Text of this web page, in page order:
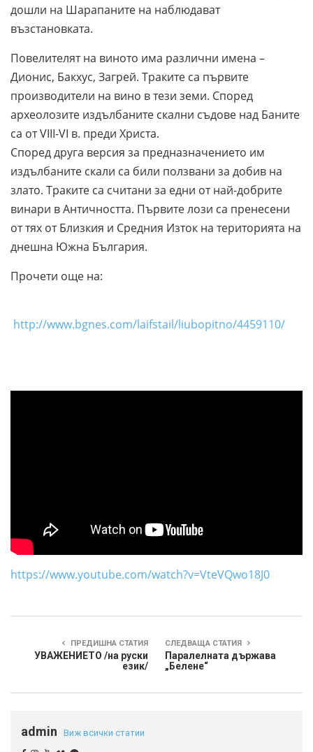
дошли на Шарапаните на наблюдават
възстановката.
Повелителят на виното има различни имена –
Дионис, Бакхус, Загрей. Траките са първите
производители на вино в тези земи. Според
археолозите издълбаните скални съдове над Баните
са от VIII-VI в. преди Христа.
Според друга версия за предназначението им
издълбаните скали са били ползвани за добив на
злато. Траките са считани за едни от най-добрите
винари в Античността. Първите лози са пренесени
от тях от Близкия и Средния Изток на територията на
днешна Южна България.
Прочети още на:
http://www.bgnes.com/laifstail/liubopitno/4459110/
https://www.youtube.com/watch?v=VteVQwo18J0
ПРЕДИШНА СТАТИЯ
УВАЖЕНИЕТО /на руски
език/
СЛЕДВАЩА СТАТИЯ
Паралелната държава
„Белене“
admin Виж всички статии